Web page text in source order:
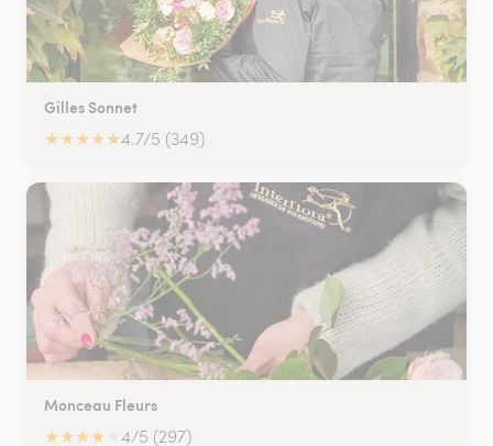
Gilles Sonnet
★★★★★4.7/5 (349)
Monceau Fleurs
★★★★ 4/5 (297)